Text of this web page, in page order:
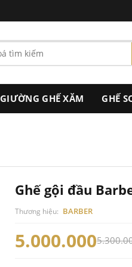
GIƯỜNG GHẾ XĂM GHẾ
Ghế gội đầu
Thương hiệu: BARBER
5.000.000